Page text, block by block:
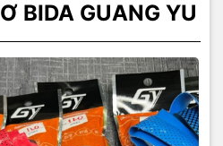
BIDA GUANG YU